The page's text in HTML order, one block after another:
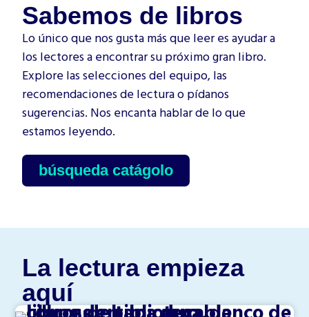
Sabemos de libros
Lo único que nos gusta más que leer es ayudar a
los lectores a encontrar su próximo gran libro.
Explore las selecciones del equipo, las
recomendaciones de lectura o pídanos
sugerencias. Nos encanta hablar de lo que
estamos leyendo.
búsqueda catágolo
La lectura empieza
aquí